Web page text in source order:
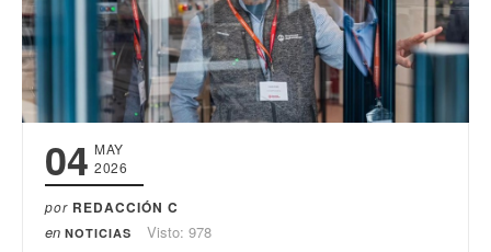
04 MAY
2026
por REDACCIÓN C
en NOTICIAS Visto: 978